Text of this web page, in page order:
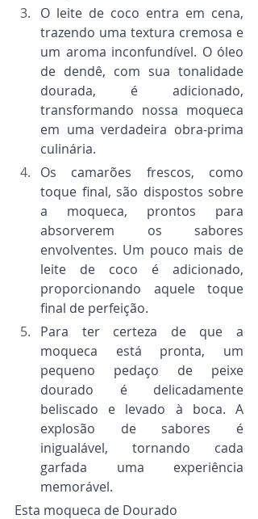
O leite de coco entra em cena,
trazendo uma textura cremosa e
um aroma inconfundível. O óleo
de dendê, com sua tonalidade
dourada, é adicionado,
transformando nossa moqueca
em uma verdadeira obra-prima
culinária.
Os camarões frescos, como
toque final, são dispostos sobre
a moqueca, prontos para
absorverem os sabores
envolventes. Um pouco mais de
leite de coco é adicionado,
proporcionando aquele toque
final de perfeição.
Para ter certeza de que a
moqueca está pronta, um
pequeno pedaço de peixe
dourado é delicadamente
beliscado e levado à boca. A
explosão de sabores é
inigualável, tornando cada
garfada uma experiência
memorável.
Esta moqueca de Dourado